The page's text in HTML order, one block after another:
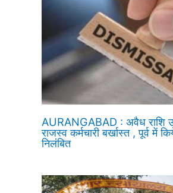
AURANGABAD : अवैध राशि
राजस्व कर्मचारी बर्खास्त , पूर्व में
निलंबित